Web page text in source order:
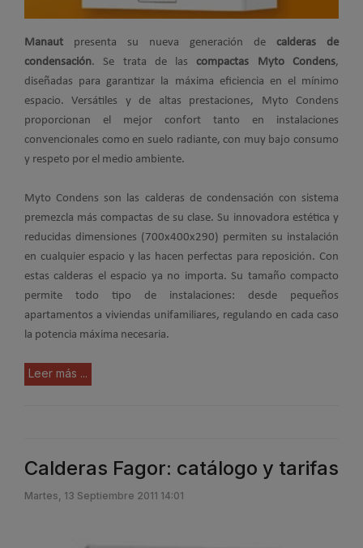
Manaut presenta su nueva generación de calderas de
condensación. Se trata de las compactas Myto Condens,
diseñadas para garantizar la máxima eficiencia en el mínimo
espacio. Versátiles y de altas prestaciones, Myto Condens
proporcionan el mejor confort tanto en instalaciones
convencionales como en suelo radiante, con muy bajo consumo
y respeto por el medio ambiente.
Myto Condens son las calderas de condensación con sistema
premezcla más compactas de su clase. Su innovadora estética y
reducidas dimensiones (700x400x290) permiten su instalación
en cualquier espacio y las hacen perfectas para reposición. Con
estas calderas el espacio ya no importa. Su tamaño compacto
permite todo tipo de instalaciones: desde pequeños
apartamentos a viviendas unifamiliares, regulando en cada caso
la potencia máxima necesaria.
Leer más ...
Calderas Fagor: catálogo y tarifas
Martes, 13 Septiembre 2011 14:01